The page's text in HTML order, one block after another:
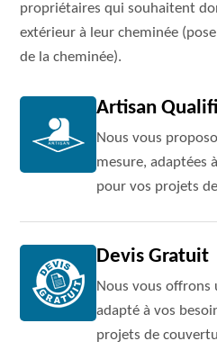
propriétaires qui souhaitent
extérieur à leur cheminée
de la cheminée).
Artisan
Nous vous
mesure, adaptées
pour vos projets
Devis Gratuit
Nous vous offrons
adapté à vos
projets de